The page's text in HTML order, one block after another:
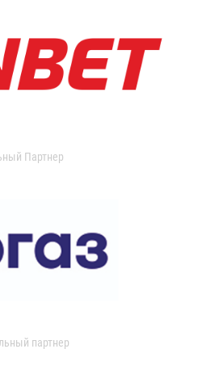
Партнер
партнер